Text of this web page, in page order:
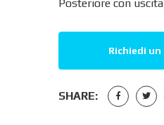
Posteriore con
Richiedi
SHARE: